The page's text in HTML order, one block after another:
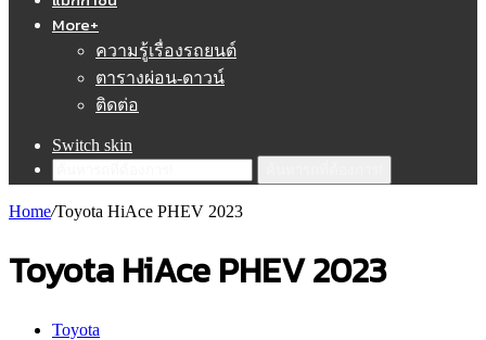
More+
ความรู้เรื่องรถยนต์
ตารางผ่อน-ดาวน์
ติดต่อ
Switch skin
Home/Toyota HiAce PHEV 2023
Toyota HiAce PHEV 2023
Toyota